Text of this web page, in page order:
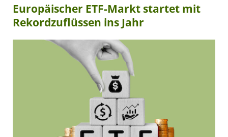
Europäischer ETF-Markt startet mit
Rekordzuflüssen ins Jahr